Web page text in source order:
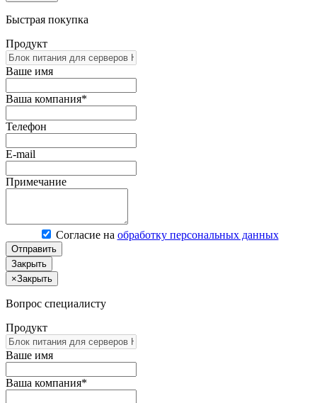
Быстрая покупка
Продукт
Ваше имя
Ваша компания*
Телефон
E-mail
Примечание
Согласие на обработку персональных данных
Отправить
Закрыть
×Закрыть
Вопрос специалисту
Продукт
Ваше имя
Ваша компания*